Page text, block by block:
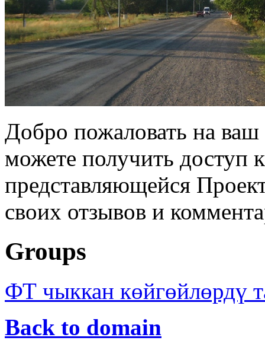
Добро пожаловать на
можете получить доступ
представляющейся
своих отзывов и
Groups
ФТ чыккан көйгөйлөрдү
Back to domain